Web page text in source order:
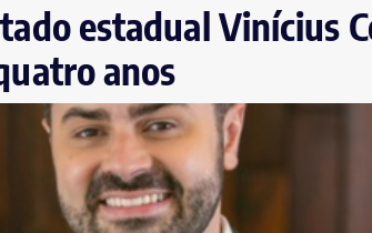
estadual Vinícius
anos